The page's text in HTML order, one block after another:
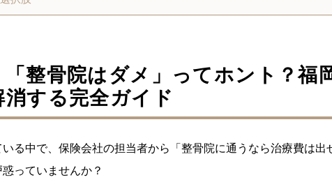
整骨院はダメ」ってホント？福
する完全ガイド
る中で、保険会社の担当者から「整骨院に通うなら治療費は出
っていませんか？